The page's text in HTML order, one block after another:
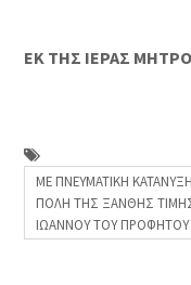
ΕΚ ΤΗΣ ΙΕΡΑΣ
ΜΕ ΠΝΕΥΜΑΤΙΚΗ
ΠΟΛΗ ΤΗΣ ΞΑΝΘΗΣ
ΙΩΑΝΝΟΥ ΤΟΥ ΠΡΟΦΗΤΟΥ